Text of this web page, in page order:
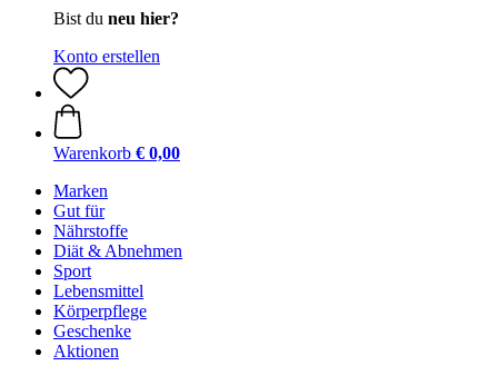
Bist du neu hier?
Konto erstellen
Warenkorb € 0,00
Marken
Gut für
Nährstoffe
Diät & Abnehmen
Sport
Lebensmittel
Körperpflege
Geschenke
Aktionen